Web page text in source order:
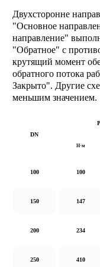
Двухсторонне
"Основное
направление"
"Обратное" с
крутящий момент
обратного потока
Закрыто". Другие
меньшим значением.
DN
Н·м
100 100
150 147
200 234
250 410